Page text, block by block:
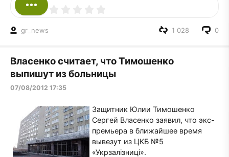
gr_news 0
1 028
Власенко считает, что Тимошенко
выпишут из больницы
07/08/2012 17:35
Защитник Юлии Тимошенко
Сергей Власенко заявил, что экс-
премьера в ближайшее время
вывезут из ЦКБ №5
«Укрзалізниці».